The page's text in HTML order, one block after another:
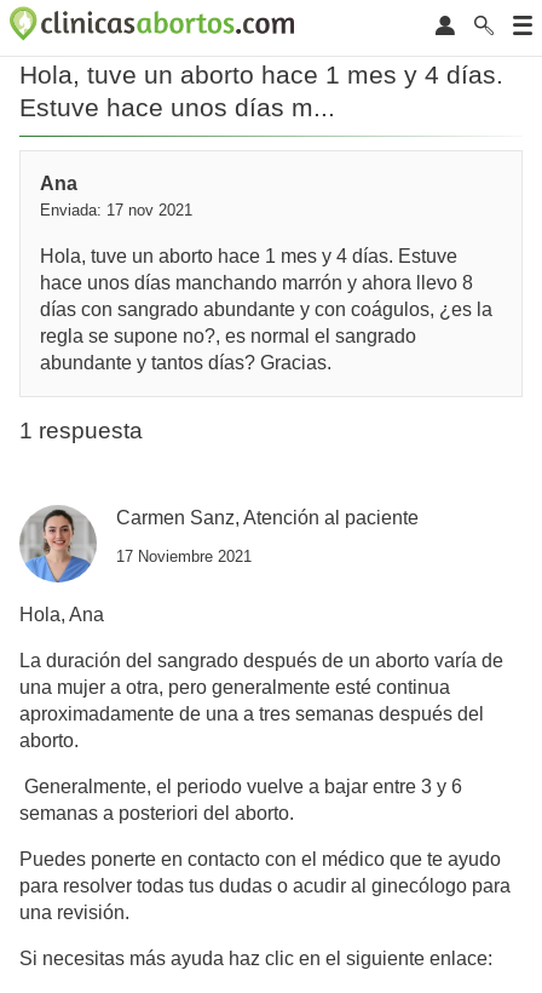
Hola, tuve un aborto hace 1 mes y 4 días.
Estuve hace unos días m...
Ana
Enviada: 17 nov 2021
Hola, tuve un aborto hace 1 mes y 4 días. Estuve
hace unos días manchando marrón y ahora llevo 8
días con sangrado abundante y con coágulos, ¿es la
regla se supone no?, es normal el sangrado
abundante y tantos días? Gracias.
1 respuesta
Carmen Sanz, Atención al paciente
17 Noviembre 2021
Hola, Ana
La duración del sangrado después de un aborto varía de
una mujer a otra, pero generalmente esté continua
aproximadamente de una a tres semanas después del
aborto.
Generalmente, el periodo vuelve a bajar entre 3 y 6
semanas a posteriori del aborto.
Puedes ponerte en contacto con el médico que te ayudo
para resolver todas tus dudas o acudir al ginecólogo para
una revisión.
Si necesitas más ayuda haz clic en el siguiente enlace: